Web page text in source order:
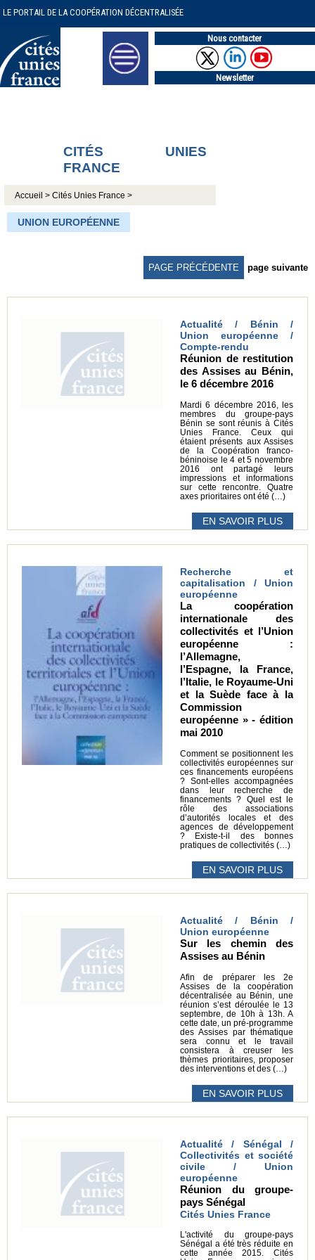
LE PORTAIL DE LA COOPÉRATION DÉCENTRALISÉE
Nous contacter
Newsletter
CITÉS UNIES
FRANCE
Accueil >Cités Unies France >
UNION EUROPÉENNE
PAGE PRÉCÉDENTE page suivante
Actualité / Bénin /
Union européenne /
Compte-rendu
Réunion de restitution
des Assises au Bénin,
le 6 décembre 2016
Mardi 6 décembre 2016, les
membres du groupe-pays
Bénin se sont réunis à Cités
Unies France. Ceux qui
étaient présents aux Assises
de la Coopération franco-
béninoise le 4 et 5 novembre
2016 ont partagé leurs
impressions et informations
sur cette rencontre. Quatre
axes prioritaires ont été (…)
EN SAVOIR PLUS
Recherche et
capitalisation / Union
européenne
La coopération
internationale des
collectivités et l’Union
européenne :
l’Allemagne,
l’Espagne, la France,
l’Italie, le Royaume-Uni
et la Suède face à la
Commission
européenne » - édition
mai 2010
Comment se positionnent les
collectivités européennes sur
ces financements européens
? Sont-elles accompagnées
dans leur recherche de
financements ? Quel est le
rôle des associations
d’autorités locales et des
agences de développement
? Existe-t-il des bonnes
pratiques de collectivités (…)
EN SAVOIR PLUS
Actualité / Bénin /
Union européenne
Sur les chemin des
Assises au Bénin
Afin de préparer les 2e
Assises de la coopération
décentralisée au Bénin, une
réunion s’est déroulée le 13
septembre, de 10h à 13h. A
cette date, un pré-programme
des Assises par thématique
sera connu et le travail
consistera à creuser les
thèmes prioritaires, proposer
des interventions et des (…)
EN SAVOIR PLUS
Actualité / Sénégal /
Collectivités et société
civile / Union
européenne
Réunion du groupe-
pays Sénégal
Cités Unies France
L'activité du groupe-pays
Sénégal a été très réduite en
cette année 2015. Cités